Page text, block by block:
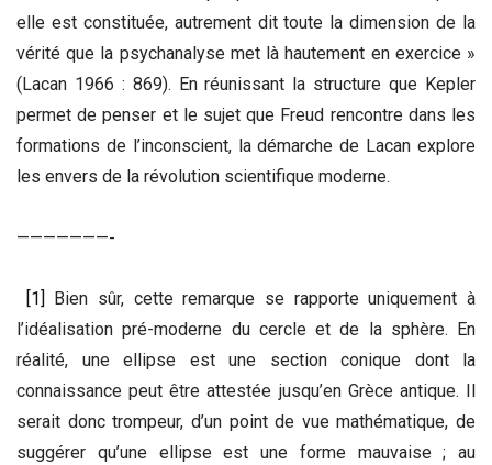
elle est constituée, autrement dit toute la dimension de la
vérité que la psychanalyse met là hautement en exercice »
(Lacan 1966 : 869). En réunissant la structure que Kepler
permet de penser et le sujet que Freud rencontre dans les
formations de l’inconscient, la démarche de Lacan explore
les envers de la révolution scientifique moderne.
———————-
[1] Bien sûr, cette remarque se rapporte uniquement à
l’idéalisation pré-moderne du cercle et de la sphère. En
réalité, une ellipse est une section conique dont la
connaissance peut être attestée jusqu’en Grèce antique. Il
serait donc trompeur, d’un point de vue mathématique, de
suggérer qu’une ellipse est une forme mauvaise ; au